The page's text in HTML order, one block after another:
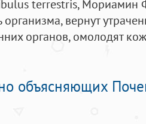
terrestris, Мориамин
вернут
органов, омолодят
объясняющих